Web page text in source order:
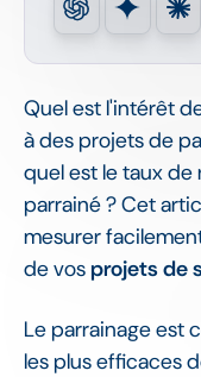
Quel est l'intérêt
à des projets de
quel est le taux
parrainé ? Cet
mesurer
de vosprojets de
Le parrainage est
les plus efficaces